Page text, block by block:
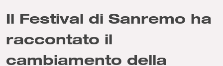
Il Festival di Sanremo ha
raccontato il
cambiamento della